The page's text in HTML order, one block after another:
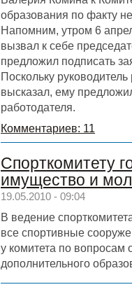
образования по факту
Напомним, утром 6
вызвал к себе
предложил подписать
Поскольку
высказал, ему
работодателя.
Комментариев: 11
Спорткомитету
имущество и
19.05.2010 - 09:04
В ведение
все спортивные
у комитета по вопросам
дополнительного